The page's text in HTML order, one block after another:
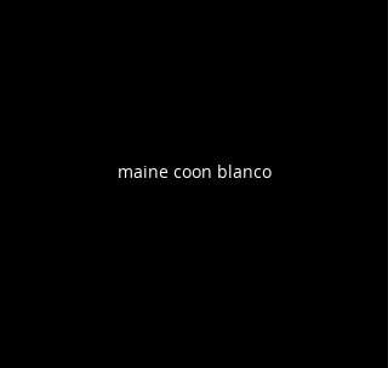
maine coon blanco